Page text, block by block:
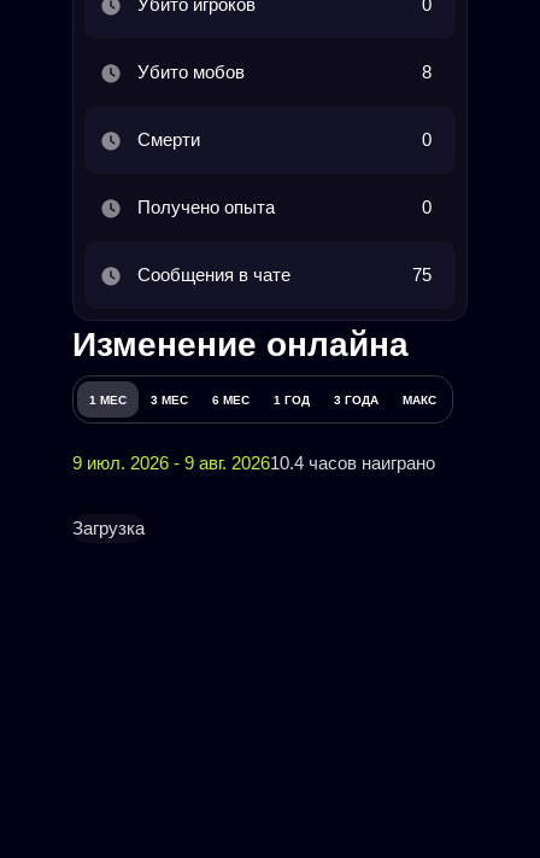
Убито игроков 0
Убито мобов 8
Смерти 0
Получено опыта 0
Сообщения в чате 75
Изменение онлайна
1 МЕС 3 МЕС 6 МЕС 1 ГОД 3 ГОДА МАКС
9 июл. 2026 - 9 авг. 202610.4 часов наиграно
Загрузка